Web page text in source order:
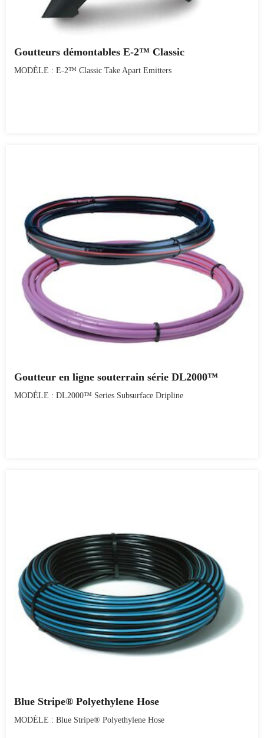
Goutteurs démontables E-2™ Classic
MODÈLE : E-2™ Classic Take Apart Emitters
Goutteur en ligne souterrain série DL2000™
MODÈLE : DL2000™ Series Subsurface Dripline
Blue Stripe® Polyethylene Hose
MODÈLE : Blue Stripe® Polyethylene Hose